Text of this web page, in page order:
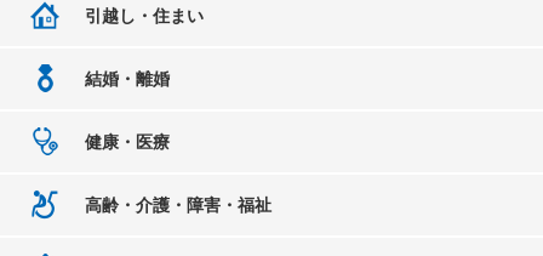
引越し・住まい
結婚・離婚
健康・医療
高齢・介護・障害・福祉